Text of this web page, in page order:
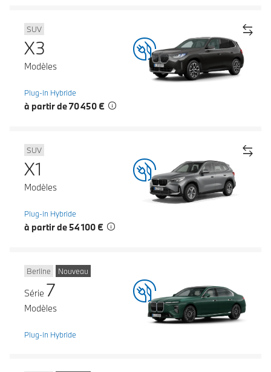
SUV
X3
Modèles
Plug-in Hybride
à partir de 70 450 €
SUV
X1
Modèles
Plug-in Hybride
à partir de 54 100 €
Berline Nouveau
Série 7
Modèles
Plug-in Hybride